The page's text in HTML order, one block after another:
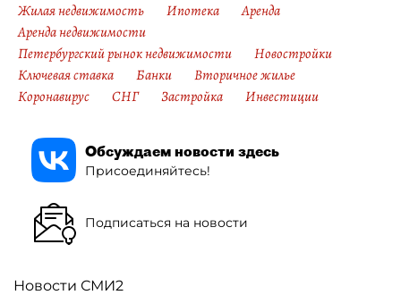
Жилая недвижимость
Ипотека
Аренда
Аренда недвижимости
Петербургский рынок недвижимости
Новостройки
Ключевая ставка
Банки
Вторичное жилье
Коронавирус
СНГ Застройка Инвестиции
Обсуждаем новости здесь
Присоединяйтесь!
Подписаться на новости
Новости СМИ2